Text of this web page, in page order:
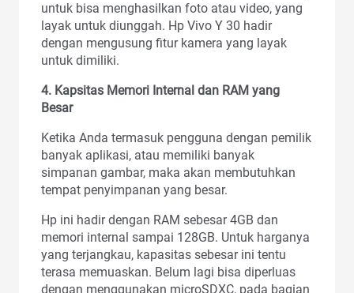
untuk bisa menghasilkan foto atau video, yang
layak untuk diunggah. Hp Vivo Y 30 hadir
dengan mengusung fitur kamera yang layak
untuk dimiliki.
4. Kapsitas Memori Internal dan RAM yang
Besar
Ketika Anda termasuk pengguna dengan pemilik
banyak aplikasi, atau memiliki banyak
simpanan gambar, maka akan membutuhkan
tempat penyimpanan yang besar.
Hp ini hadir dengan RAM sebesar 4GB dan
memori internal sampai 128GB. Untuk harganya
yang terjangkau, kapasitas sebesar ini tentu
terasa memuaskan. Belum lagi bisa diperluas
dengan menggunakan microSDXC, pada bagian